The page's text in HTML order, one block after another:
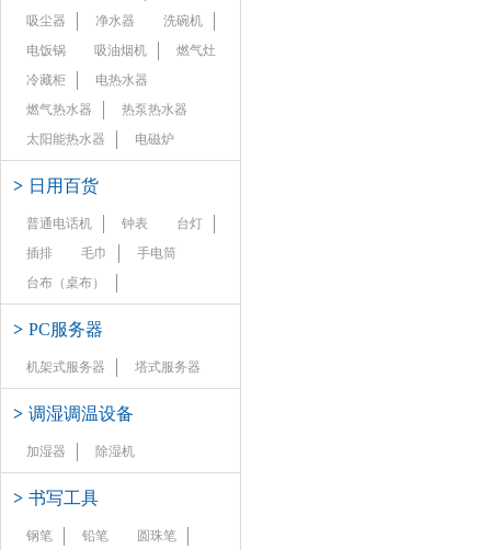
吸尘器
净水器
洗碗机
电饭锅
吸油烟机
燃气灶
冷藏柜
电热水器
燃气热水器
热泵热水器
太阳能热水器
电磁炉
> 日用百货
普通电话机 钟表
台灯
插排
毛巾
手电筒
台布（桌布）
> PC服务器
机架式服务器 塔式服务器
> 调湿调温设备
加湿器 除湿机
> 书写工具
钢笔 铅笔
圆珠笔